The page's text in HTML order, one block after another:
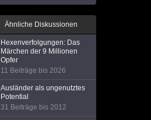
Ähnliche Diskussionen
Hexenverfolgungen: Das
Märchen der 9 Millionen
Opfer
11 Beiträge bis 2026
Ausländer als ungenutztes
Potential
31 Beiträge bis 2012